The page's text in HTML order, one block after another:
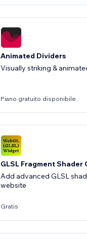
Animated Dividers
Visually striking &
Piano gratuito disponibile
GLSL Fragment Shader
Add advanced GLSL
website
Gratis